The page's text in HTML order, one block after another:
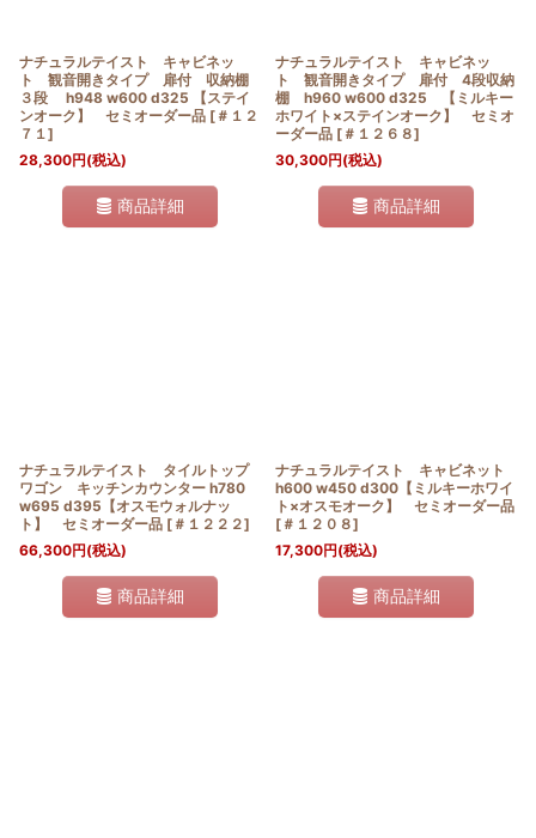
ナチュラルテイスト キャビネッ
ト 観音開きタイプ 扉付 収納棚
３段 h948 w600 d325 【ステイ
ンオーク】 セミオーダー品 [ ＃１２
７１]
28,300円(税込)
商品詳細
ナチュラルテイスト キャビネッ
ト 観音開きタイプ 扉付 4段収納
棚 h960 w600 d325 【ミルキー
ホワイト×ステインオーク】 セミオ
ーダー品 [ ＃１２６８]
30,300円(税込)
商品詳細
ナチュラルテイスト タイルトップ
ワゴン キッチンカウンター h780
w695 d395【オスモウォルナッ
ト】 セミオーダー品 [ ＃１２２２]
66,300円(税込)
商品詳細
ナチュラルテイスト キャビネット
h600 w450 d300【ミルキーホワイ
ト×オスモオーク】 セミオーダー品
[ ＃１２０８]
17,300円(税込)
商品詳細